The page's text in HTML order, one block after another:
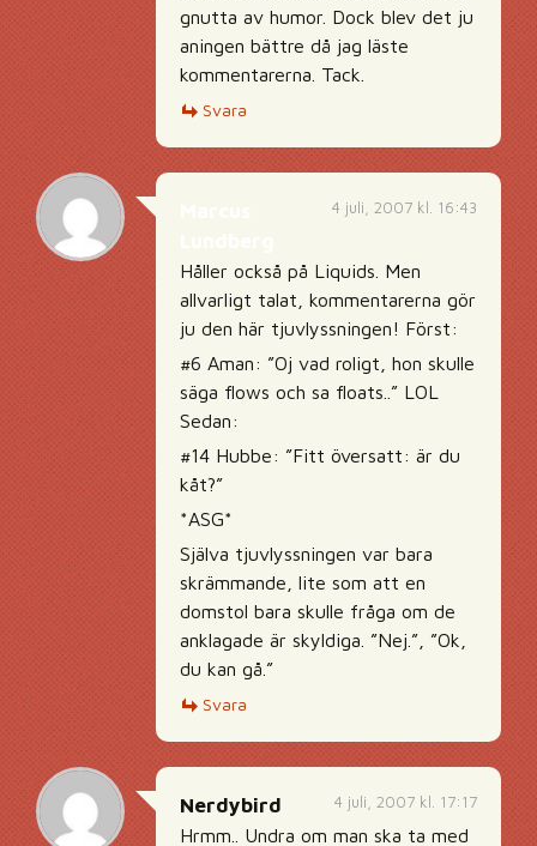
gnutta av humor. Dock blev det ju
aningen bättre då jag läste
kommentarerna. Tack.
Svara
4 juli, 2007 kl. 16:43
Håller också på Liquids. Men
allvarligt talat, kommentarerna gör
ju den här tjuvlyssningen! Först:
#6 Aman: ”Oj vad roligt, hon skulle
säga flows och sa floats..” LOL
Sedan:
#14 Hubbe: ”Fitt översatt: är du
kåt?”
*ASG*
Själva tjuvlyssningen var bara
skrämmande, lite som att en
domstol bara skulle fråga om de
anklagade är skyldiga. ”Nej.”, ”Ok,
du kan gå.”
Svara
4 juli, 2007 kl. 17:17
Nerdybird
Hrmm.. Undra om man ska ta med